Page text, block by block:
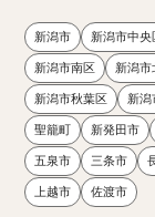
新潟市 新潟市中央
新潟市南区 新潟市
新潟市秋葉区 新潟
聖籠町 新発田市
五泉市 三条市
上越市 佐渡市